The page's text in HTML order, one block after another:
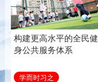
文化 书画
访谈 视频
构建更高水平的全民健
身公共服务体系
学而时习之